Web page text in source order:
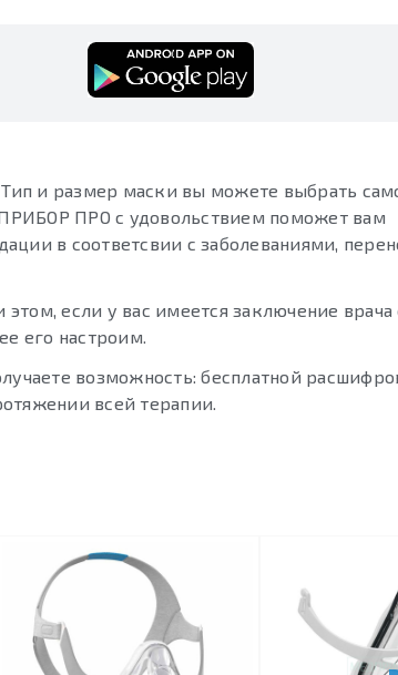
и размер маски вы можете выбрать
ПРО с удовольствием поможет вам
в соответсвии с заболеваниями,
если у вас имеется заключение врача
его настроим.
возможность: бесплатной
всей терапии.